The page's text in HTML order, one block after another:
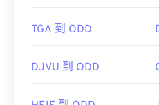
TGA 到 ODD
DJVU 到 ODD